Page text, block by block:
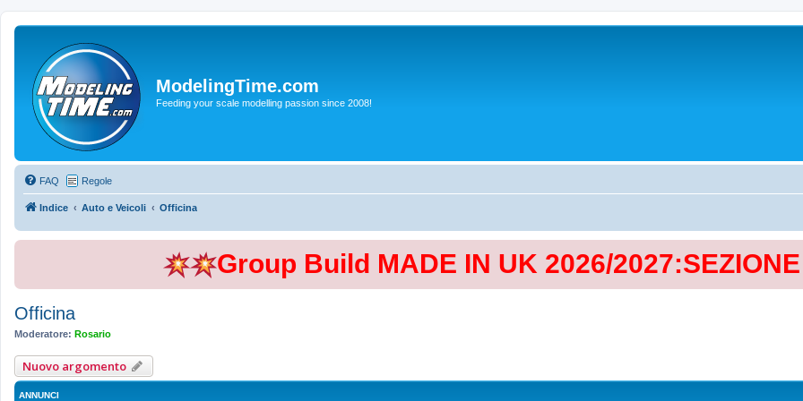
ModelingTime.com
Feeding your scale modelling passion since 2008!
FAQ Regole
Indice Auto e Veicoli Officina
Group Build MADE IN UK 2026/
Officina
Moderatore: Rosario
Nuovo argomento
ANNUNCI